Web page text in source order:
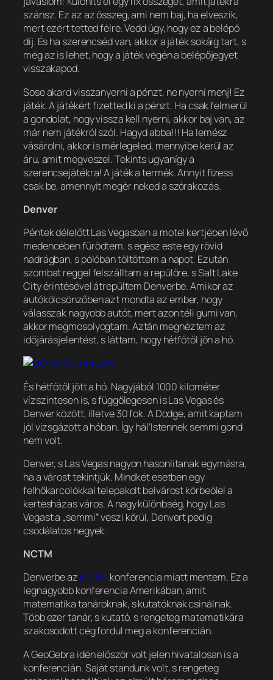
szánsz. Ez az az összeg, ami nem baj, ha elveszik,
mert ezért tetted félre. Vedd úgy, hogy ez a belépő
díj. És ha szerencséd van, akkor a játék sokáig tart, s
még az is lehet, hogy a játék végén a belépőjegyet
visszakapod.
Sose akard visszanyerni a pénzt, ne nyerni menj! Ez
játék. A játékért fizetted ki a pénzt. Ha csak felmerül
a gondolat, hogy vissza kell nyerni, akkor baj van, az
már nem játékról szól. Hagyd abba!!! Ha lemész
vásárolni, akkor is mérlegeled, mennyibe kerül az
áru, amit megveszel. Tekints ugyanígy a
szerencsejátékra! A játék a termék. Annyit fizess
csak be, amennyit megér neked a szórakozás.
Denver
Péntek délelőtt Las Vegasban a motel kertjében lévő
medencében fürödtem, s egész este egy rövid
nadrágban, s pólóban töltöttem a napot. Ezután
szombat reggel felszálltam a repülőre, s Salt Lake
City érintésével átrepültem Denverbe. Amikor az
autókölcsönzőben azt mondta az ember, hogy
válasszak nagyobb autót, mert azon téli gumi van,
akkor megmosolyogtam. Aztán megnéztem az
időjárásjelentést, s láttam, hogy hétfőtől jön a hó.
És hétfőtől jött a hó. Nagyjából 1000 kilométer
vízszintesen is, s függőlegesen is Las Vegas és
Denver között, illetve 30 fok. A Dodge, amit kaptam
jól vizsgázott a hóban. Így hál’Istennek semmi gond
nem volt.
Denver, s Las Vegas nagyon hasonlítanak egymásra,
ha a várost tekintjük. Mindkét esetben egy
felhőkarcolókkal telepakolt belvárost körbeölel a
kertesházas város. A nagy különbség, hogy Las
Vegast a „semmi” veszi körül, Denvert pedig
csodálatos hegyek.
NCTM
Denverbe az NCTMkonferencia miatt mentem. Ez a
legnagyobb konferencia Amerikában, amit
matematika tanároknak, s kutatóknak csinálnak.
Több ezer tanár, s kutató, s rengeteg matematikára
szakosodott cég fordul meg a konferencián.
A GeoGebra idén először volt jelen hivatalosan is a
konferencián. Saját standunk volt, s rengeteg